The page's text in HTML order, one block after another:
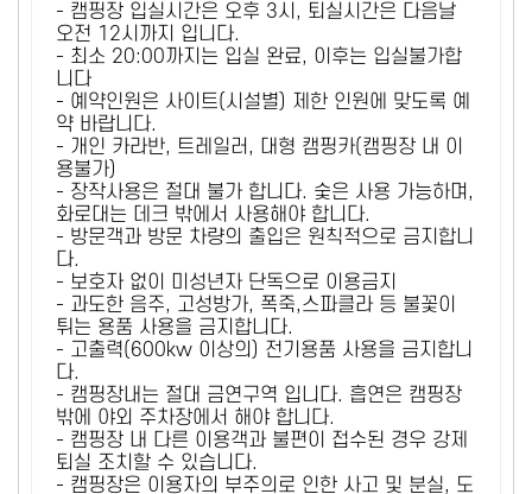
- 캠핑장 입실시간은 오후 3시, 퇴실시간은 다음날
오전 12시까지 입니다.
- 최소 20:00까지는 입실 완료, 이후는 입실불가합
니다
- 예약인원은 사이트(시설별) 제한 인원에 맞도록 예
약 바랍니다.
- 개인 카라반, 트레일러, 대형 캠핑카(캠핑장 내 이
용불가)
- 장작사용은 절대 불가 합니다. 숯은 사용 가능하며,
화로대는 데크 밖에서 사용해야 합니다.
- 방문객과 방문 차량의 출입은 원칙적으로 금지합니
다.
- 보호자 없이 미성년자 단독으로 이용금지
- 과도한 음주, 고성방가, 폭죽,스파클라 등 불꽃이
튀는 용품 사용을 금지합니다.
- 고출력(600kw 이상의) 전기용품 사용을 금지합니
다.
- 캠핑장내는 절대 금연구역 입니다. 흡연은 캠핑장
밖에 야외 주차장에서 해야 합니다.
- 캠핑장 내 다른 이용객과 불편이 접수된 경우 강제
퇴실 조치할 수 있습니다.
- 캠핑장은 이용자의 부주의로 인한 사고 및 분실, 도